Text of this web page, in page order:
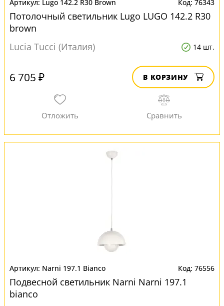
Lugo 142.2 R30 Brown 76343
Потолочный светильник Lugo LUGO 142.2 R30
brown
Lucia Tucci (Италия)
14 шт.
6 705 ₽ В КОРЗИНУ
Narni 197.1 Bianco 76556
Подвесной светильник Narni Narni 197.1
bianco